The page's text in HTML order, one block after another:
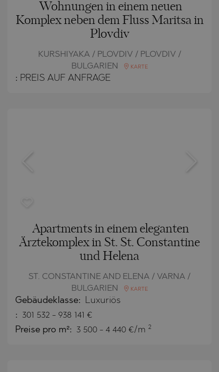
Wohnungen in einem neuen
Komplex neben dem Fluss Maritsa in
Plovdiv
KURSHIYAKA / PLOVDIV / PLOVDIV /
BULGARIEN
KARTE
: PREIS AUF ANFRAGE
Apartments in einem eleganten
Ärztekomplex in St. St. Constantine
und Helena
ST. CONSTANTINE AND ELENA / VARNA /
BULGARIEN
KARTE
Gebäudeklasse: Luxuriös
: 301 532 - 938 141 €
Preise pro m²: 3 500 - 4 440 €/m 2